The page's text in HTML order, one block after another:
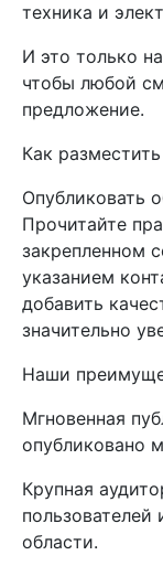
техника и
И это только
чтобы любой
предложение.
Как
Опубликовать
Прочитайте
закрепленном
указанием
добавить
значительно
Наши
Мгновенная
опубликовано
Крупная
области.